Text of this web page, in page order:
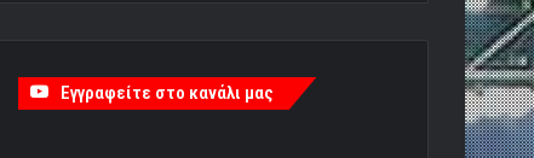
Εγγραφείτε στο κανάλι μας